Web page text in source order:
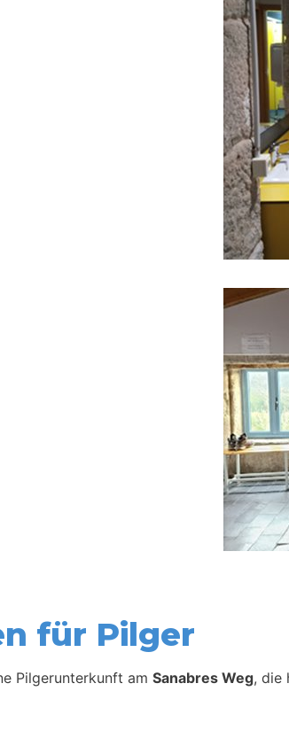
für Pilger
Pilgerunterkunft am Sanabres Weg, die